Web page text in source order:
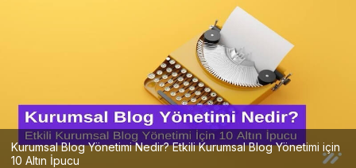
Kurumsal Blog Yönetimi Nedir? Etkili Kurumsal Blog Yönetimi için
10 Altın İpucu